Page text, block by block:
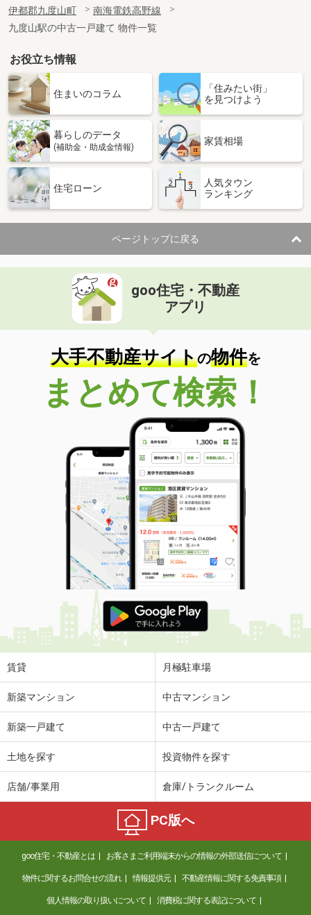
伊都郡九度山町
南海電鉄高野線
九度山駅の中古一戸建て 物件一覧
お役立ち情報
住まいのコラム
「住みたい街」
を見つけよう
暮らしのデータ
(補助金・助成金情報)
家賃相場
住宅ローン
人気タウン
ランキング
ページトップに戻る
goo住宅・不動産
アプリ
大手不動産サイトの物件を
まとめて検索！
賃貸 月極駐車場
新築マンション 中古マンション
新築一戸建て 中古一戸建て
土地を探す 投資物件を探す
店舗/事業用 倉庫/トランクルーム
PC版へ
goo住宅・不動産とは お客さまご利用端末からの情報の外部送信について
物件に関するお問合せの流れ 情報提供元 不動産情報に関する免責事項
個人情報の取り扱いについて 消費税に関する表記について